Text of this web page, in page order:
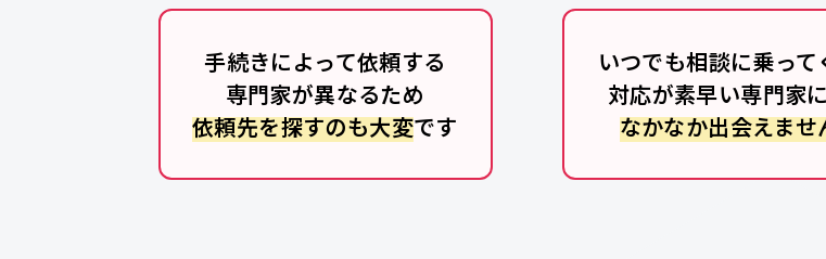
手続きによって依頼する
専門家が異なるため
依頼先を探すのも大変です
いつでも相談に乗って
対応が素早い専門家
なかなか出会えませ